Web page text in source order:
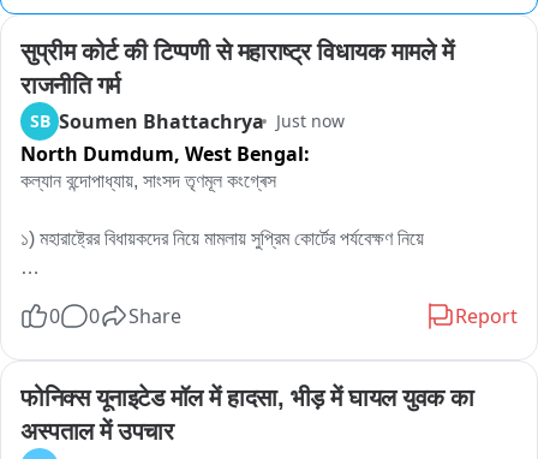
सुप्रीम कोर्ट की टिप्पणी से महाराष्ट्र विधायक मामले में
राजनीति गर्म
SB Soumen Bhattachrya Just now
North Dumdum, West Bengal:
কল্যান বন্দোপাধ্যায়, সাংসদ তৃণমূল কংগ্ৰেস
১) মহারাষ্ট্রের বিধায়কদের নিয়ে মামলায় সুপ্রিম কোর্টের পর্যবেক্ষণ নিয়ে
পলিটিকাল পার্টির ইচ্ছাটাই আসল। লেজিসেটিভ পার্টির লিডারের কাজ হচ্ছে
কারণ এ বিধায়করা জিতে আছে পার্টির নাম করে পার্টির এজেন্ডা থাকে তার ভিত্তিতে
জিতে আসে।
0 0 Share Report
फोनिक्स यूनाइटेड मॉल में हादसा, भीड़ में घायल युवक का
अस्पताल में उपचार